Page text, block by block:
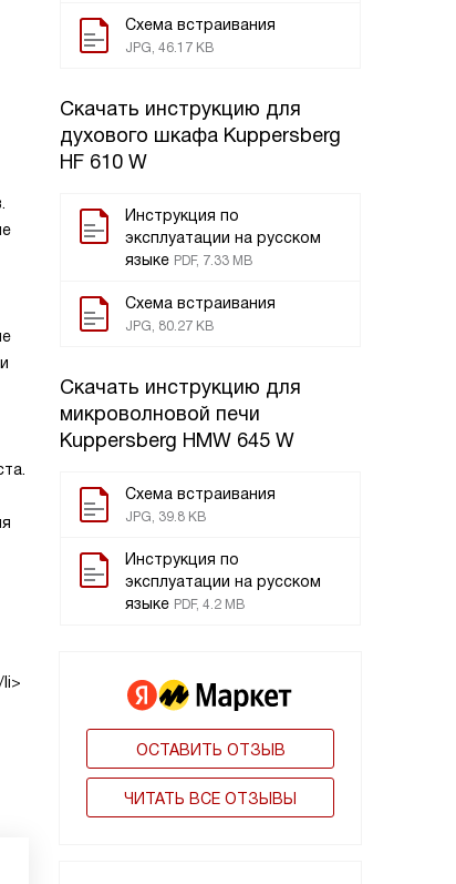
Схема встраивания
JPG, 46.17 KB
Скачать инструкцию для
духового шкафа Kuppersberg
HF 610 W
Инструкция по
эксплуатации на русском
языке PDF, 7.33 MB
Схема встраивания
JPG, 80.27 KB
Скачать инструкцию для
микроволновой печи
Kuppersberg HMW 645 W
Схема встраивания
JPG, 39.8 KB
Инструкция по
эксплуатации на русском
языке PDF, 4.2 MB
ОСТАВИТЬ ОТЗЫВ
ЧИТАТЬ ВСЕ ОТЗЫВЫ